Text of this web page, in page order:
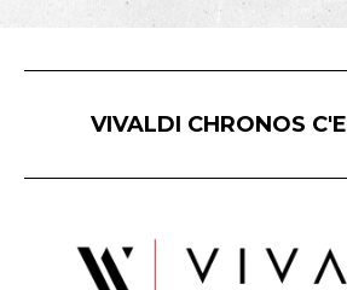
VIVALDI CHRONOS